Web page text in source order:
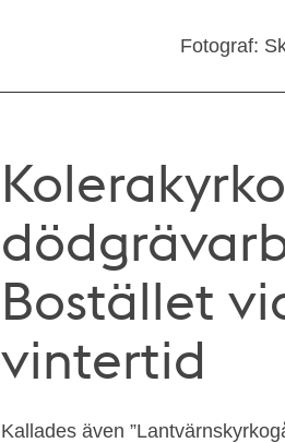
Fotograf:
Bostället
vintertid
Kallades även